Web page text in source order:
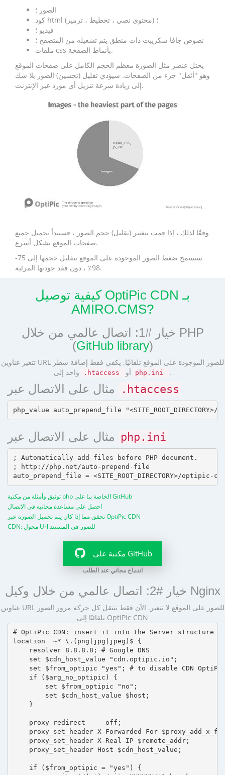
الصور ؛
كود html (محتوى نصي ، تخطيط ، ترميز) ؛
فيديو ؛
نصوص جافا سكريبت ذات منطق يتم تشغيله من المتصفح ؛
ملفات css بأنماط الصفحة.
يحتل عنصر مثل الصورة معظم الحجم الكامل على صفحات الموقع
وهو "أثقل" جزء من الصفحات. سيؤدي تقليل (تحسين) الصور بلا شك
إلى زيادة سرعة تنزيل أي مورد عبر الإنترنت.
وفقًا لذلك ، إذا قمت بتغيير (تقليل) حجم الصور ، فسيبدأ تحميل جميع
صفحات الموقع بشكل أسرع.
سيسمح ضغط الصور الموجودة على الموقع بتقليل حجمها إلى 75-
98٪ ، دون فقد جودتها المرئية.
كيفية توصيل OptiPic CDN بـ
AMIRO.CMS?
خيار #1: اتصال عالمي من خلال PHP
(GitHub library)
تتغير عناوين URL للصور الموجودة على الموقع تلقائيًا. يكفي فقط إضافة سطر
.htaccess php.ini .
.htaccess
php.ini
; Automatically add files before PHP document.
; http://php.net/auto-prepend-file
توثيق وأمثلة من مكتبة php الخاصة بنا على GitHub
احصل على مساعدة مجانية في الاتصال
تحقق مما إذا كان يتم تحميل الصورة عبر OptiPic CDN
CDN: محول Url للصور في المستند
مكتبة على GitHub
اندماج مجاني عند الطلب
خيار #2: اتصال عالمي من خلال وكيل Nginx
عناوين URL للصور على الموقع لا تتغير. الآن فقط تنتقل كل حركة مرور الصور
تلقائيًا إلى OptiPic CDN
# OptiPic CDN: insert it into the Server structure
location  ~* \.(png|jpg|jpeg)$ {
    resolver 8.8.8.8; # Google DNS
    set $cdn_host_value "cdn.optipic.io";
set $from_optipic "yes"; # to disable CDN
    if ($arg_no_optipic) {
        set $from_optipic "no";
        set $cdn_host_value $host;
    }
    proxy_redirect     off;
proxy_set_header X-Forwarded-For
    proxy_set_header X-Real-IP $remote_addr;
    proxy_set_header Host $cdn_host_value;
    if ($from_optipic = "yes") {